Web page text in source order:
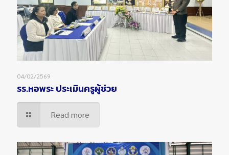
04/02/2569
รร.หอพระ ประเมินครูผู้ช่วย
Read more